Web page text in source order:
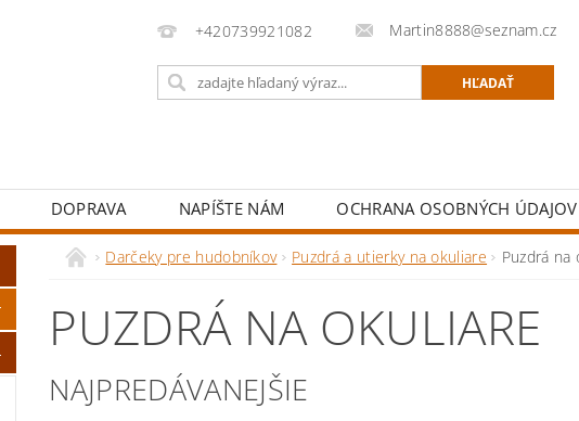
+420739921082 Martin8888@seznam.cz
DOPRAVA NAPÍŠTE NÁM OCHRANA OSOBNÝCH ÚDAJOV
Darčeky pre hudobníkov Puzdrá a utierky na okuliare Puzdrá na
PUZDRÁ NA OKULIARE
NAJPREDÁVANEJŠIE